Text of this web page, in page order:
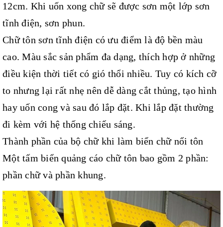
12cm. Khi uốn xong chữ sẽ được sơn một lớp sơn
tĩnh điện, sơn phun.
Chữ tôn sơn tĩnh điện có ưu điểm là độ bền màu
cao. Màu sắc sản phẩm đa dạng, thích hợp ở những
điều kiện thời tiết có gió thổi nhiều. Tuy có kích cỡ
to nhưng lại rất nhẹ nên dễ dàng cắt thủng, tạo hình
hay uốn cong và sau đó lắp đặt. Khi lắp đặt thường
đi kèm với hệ thống chiếu sáng.
Thành phần của bộ chữ khi làm biển chữ nổi tôn
Một tấm biển quảng cáo chữ tôn bao gồm 2 phần:
phần chữ và phần khung.